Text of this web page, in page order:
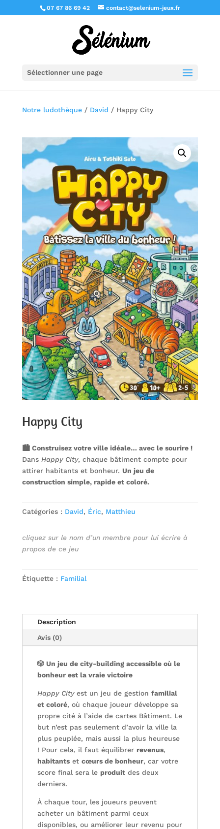
07 67 86 69 42 contact@selenium-jeux.fr
Sélectionner une page
Notre ludothèque/ David / Happy City
Happy City
🏙️ Construisez votre ville idéale… avec le sourire !
Dans Happy City, chaque bâtiment compte pour
attirer habitants et bonheur. Un jeu de
construction simple, rapide et coloré.
Catégories : David, Éric, Matthieu
cliquez sur le nom d’un membre pour lui écrire à
propos de ce jeu
Étiquette : Familial
Description
Avis (0)
🎲 Un jeu de city-building accessible où le
bonheur est la vraie victoire
Happy Cityest un jeu de gestion familial
et coloré, où chaque joueur développe sa
propre cité à l’aide de cartes Bâtiment. Le
but n’est pas seulement d’avoir la ville la
plus peuplée, mais aussi la plus heureuse
! Pour cela, il faut équilibrer revenus,
habitantset cœurs de bonheur, car votre
score final sera le produitdes deux
derniers.
À chaque tour, les joueurs peuvent
acheter un bâtiment parmi ceux
disponibles, ou améliorer leur revenu pour